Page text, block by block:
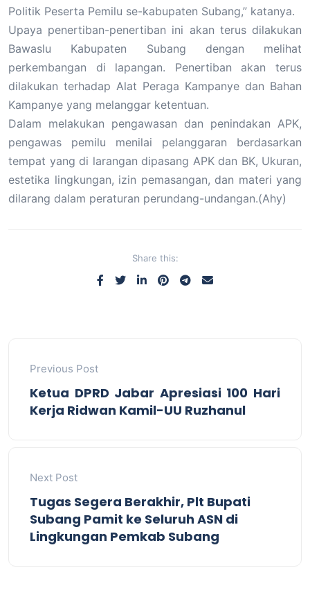
Politik Peserta Pemilu se-kabupaten Subang,” katanya.
Upaya penertiban-penertiban ini akan terus dilakukan
Bawaslu Kabupaten Subang dengan melihat
perkembangan di lapangan. Penertiban akan terus
dilakukan terhadap Alat Peraga Kampanye dan Bahan
Kampanye yang melanggar ketentuan.
Dalam melakukan pengawasan dan penindakan APK,
pengawas pemilu menilai pelanggaran berdasarkan
tempat yang di larangan dipasang APK dan BK, Ukuran,
estetika lingkungan, izin pemasangan, dan materi yang
dilarang dalam peraturan perundang-undangan.(Ahy)
Share this:
Previous Post
Ketua DPRD Jabar Apresiasi 100 Hari
Kerja Ridwan Kamil-UU Ruzhanul
Next Post
Tugas Segera Berakhir, Plt Bupati
Subang Pamit ke Seluruh ASN di
Lingkungan Pemkab Subang